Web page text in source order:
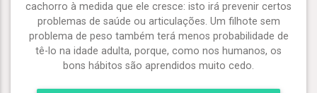
cachorro à medida que ele cresce: isto irá prevenir certos
problemas de saúde ou articulações. Um filhote sem
problema de peso também terá menos probabilidade de
tê-lo na idade adulta, porque, como nos humanos, os
bons hábitos são aprendidos muito cedo.